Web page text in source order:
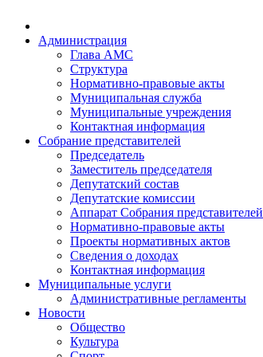
Администрация
Глава АМС
Структура
Нормативно-правовые акты
Муниципальная служба
Муниципальные учреждения
Контактная информация
Собрание представителей
Председатель
Заместитель председателя
Депутатский состав
Депутатские комиссии
Аппарат Собрания представителей
Нормативно-правовые акты
Проекты нормативных актов
Сведения о доходах
Контактная информация
Муниципальные услуги
Административные регламенты
Новости
Общество
Культура